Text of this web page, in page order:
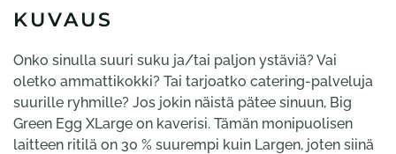
KUVAUS
Onko sinulla suuri suku ja/tai paljon ystäviä? Vai
oletko ammattikokki? Tai tarjoatko catering-palveluja
suurille ryhmille? Jos jokin näistä pätee sinuun, Big
Green Egg XLarge on kaverisi. Tämän monipuolisen
laitteen ritilä on 30 % suurempi kuin Largen, joten siinä